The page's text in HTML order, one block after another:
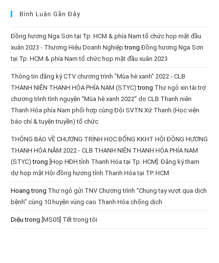
Bình Luận Gần Đây
Đồng hương Nga Sơn tại Tp. HCM & phía Nam tổ chức họp mặt đầu
xuân 2023 - Thương Hiệu Doanh Nghiệp trongĐồng hương Nga Sơn
tại Tp. HCM & phía Nam tổ chức họp mặt đầu xuân 2023
Thông tin đăng ký CTV chương trình "Mùa hè xanh" 2022 - CLB
THANH NIÊN THANH HÓA PHÍA NAM (STYC) trong Thư ngỏ xin tài trợ
chương trình tình nguyện “Mùa hè xanh 2022” do CLB Thanh niên
Thanh Hóa phía Nam phối hợp cùng Đội SVTN Xứ Thanh (Học viện
báo chí & tuyên truyền) tổ chức
THÔNG BÁO VỀ CHƯƠNG TRÌNH HỌC BỔNG KKHT HỘI ĐỒNG HƯƠNG
THANH HÓA NĂM 2022 - CLB THANH NIÊN THANH HÓA PHÍA NAM
(STYC) trong [Họp HĐH tỉnh Thanh Hóa tại Tp. HCM]: Đăng ký tham
dự họp mặt Hội đồng hương tỉnh Thanh Hóa tại TP. HCM
Hoang trong Thư ngỏ gửi TNV Chương trình “Chung tay vượt qua dịch
bệnh” cùng 10 huyện vùng cao Thanh Hóa chống dịch
Diệu trong [MS05] Tết trong tôi